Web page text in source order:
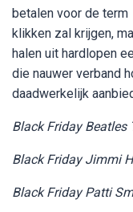
betalen voor de term
klikken zal krijgen,
halen uit hardlopen
die nauwer verband
daadwerkelijk
Black Friday Beatles
Black Friday Jimmi
Black Friday Patti